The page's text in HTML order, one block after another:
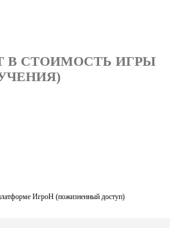
В СТОИМОСТЬ ИГРЫ
ИгроН (пожизненный доступ)